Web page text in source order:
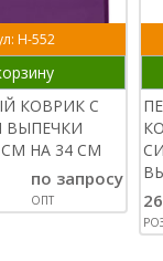
Н-552
КОВРИК С
ВЫПЕЧКИ
НА 34 СМ
по запросу
ОПТ